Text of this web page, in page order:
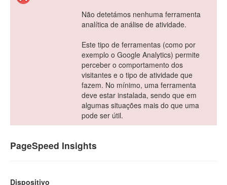
Não detetámos nenhuma ferramenta
analítica de análise de atividade.
Este tipo de ferramentas (como por
exemplo o Google Analytics) permite
perceber o comportamento dos
visitantes e o tipo de atividade que
fazem. No mínimo, uma ferramenta
deve estar instalada, sendo que em
algumas situações mais do que uma
pode ser útil.
PageSpeed Insights
Dispositivo